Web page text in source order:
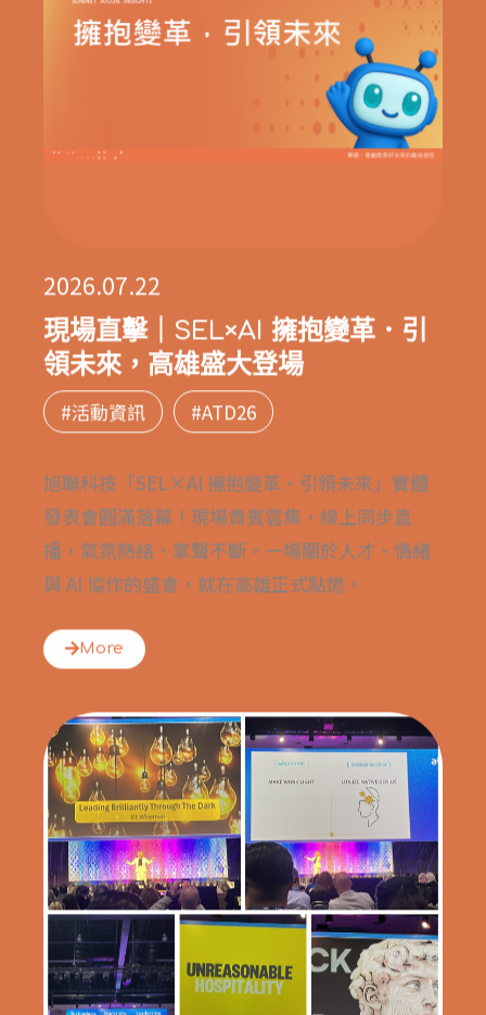
現場直擊｜SEL×AI 擁抱變革．引
領未來，高雄盛大登場
2026.07.22
#活動資訊 #ATD26
旭聯科技「SEL×AI 擁抱變革．引領未來」實體
發表會圓滿落幕！現場貴賓雲集，線上同步直
播，氣氛熱絡、掌聲不斷。一場關於人才、情緒
與 AI 協作的盛會，就在高雄正式點燃。
More